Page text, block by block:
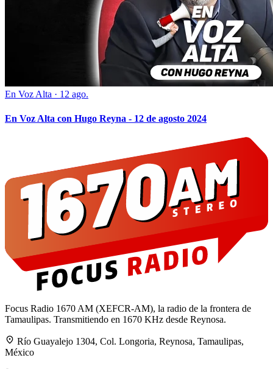
En Voz Alta · 12 ago.
En Voz Alta con Hugo Reyna - 12 de agosto 2024
Focus Radio 1670 AM (XEFCR-AM), la radio de la frontera de
Tamaulipas. Transmitiendo en 1670 KHz desde Reynosa.
Río Guayalejo 1304, Col. Longoria, Reynosa, Tamaulipas,
México